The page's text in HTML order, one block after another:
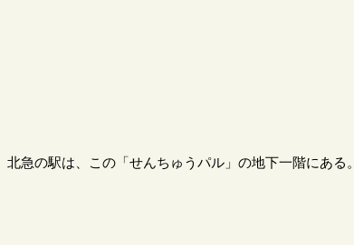
北急の駅は、この「せんちゅうパル」の地下一階にある。